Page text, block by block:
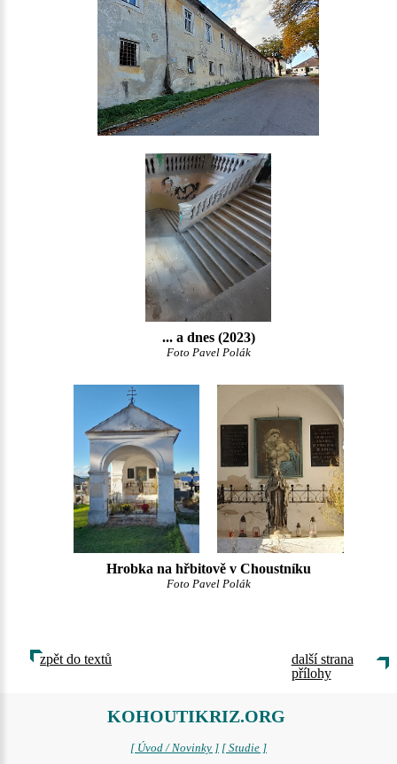
... a dnes (2023)
Foto Pavel Polák
Hrobka na hřbitově v Choustníku
Foto Pavel Polák
zpět do textů
další strana
přílohy
KOHOUTIKRIZ.ORG
[ Úvod / Novinky ] [ Studie ]